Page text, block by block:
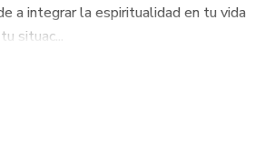
a integrar la espiritualidad en tu vida
situac...